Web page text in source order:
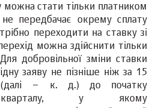
можна стати тільки платником
передбачає окрему сплату
переходити на ставку зі
можна здійснити тільки
добровільної зміни ставки
заяву не пізніше ніж за 15
(далі – к. д.) до початку
кварталу, у якому